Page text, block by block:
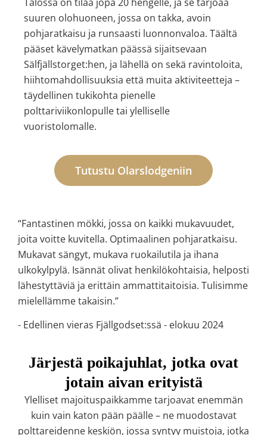
suuren olohuoneen, jossa on takka, avoin
pohjaratkaisu ja runsaasti luonnonvaloa. Täältä
pääset kävelymatkan päässä sijaitsevaan
Sälfjällstorget:hen, ja lähellä on sekä ravintoloita,
hiihtomahdollisuuksia että muita aktiviteetteja –
täydellinen tukikohta pienelle
polttariviikonlopulle tai ylelliselle
vuoristolomalle.
Tutustu Olarslodgeniin
“Fantastinen mökki, jossa on kaikki mukavuudet,
joita voitte kuvitella. Optimaalinen pohjaratkaisu.
Mukavat sängyt, mukava ruokailutila ja ihana
ulkokylpylä. Isännät olivat henkilökohtaisia, helposti
lähestyttäviä ja erittäin ammattitaitoisia. Tulisimme
mielellämme takaisin.”
- Edellinen vieras Fjällgodset:ssä - elokuu 2024
Järjestä poikajuhlat, jotka ovat
jotain aivan erityistä
Ylelliset majoituspaikkamme tarjoavat enemmän
kuin vain katon pään päälle – ne muodostavat
polttareidenne keskiön, jossa syntyy muistoja, jotka